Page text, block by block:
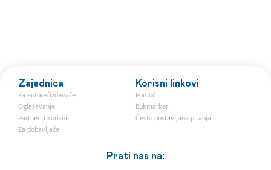
Zajednica
Za autore/izdavače
Oglašavanje
Partneri i korisnici
Za dobavljače
Korisni linkovi
Pomoć
Bukmarker
Često postavljana pitanja
Prati nas na: